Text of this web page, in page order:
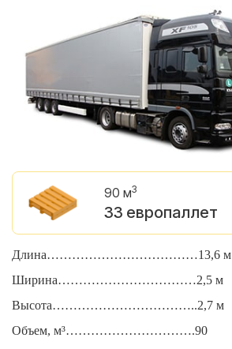
90 м3
33 европаллет
Длина………………………………13,6 м
Ширина……………………………2,5 м
Высота……………………………..2,7 м
Объем, м³………………………….90